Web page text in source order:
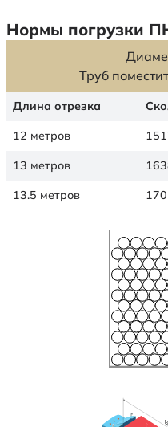
Нормы погрузки
Труб
Длина отрезка
12 метров
13 метров
13.5 метров